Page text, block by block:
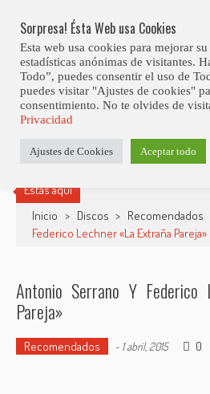
content
Club Contest.
Estás aquí
Inicio > Discos > Recomendados
Federico Lechner «La Extraña Pareja»
Antonio Serrano Y Federico
Pareja»
Recomendados - 1 abril, 2015 0
Sorpresa! Ésta Web usa Cookies
Esta web usa cookies para mejorar
estadísticas anónimas de visitantes.
Todo”, puedes consentir el uso de
puedes visitar "Ajustes de cookies"
consentimiento. No te olvides de
Privacidad
Ajustes de Cookies Aceptar todo